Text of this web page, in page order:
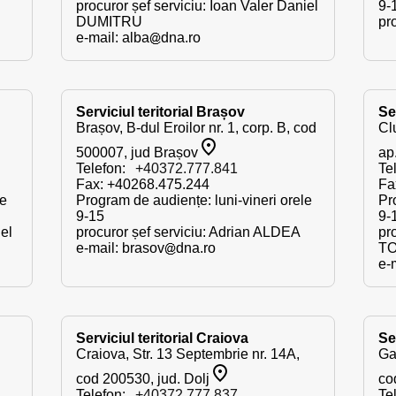
procuror șef serviciu: Ioan Valer Daniel
DUMITRU
e-mail:alba dna.ro
9-
Serviciul teritorial Brașov
Brașov, B-dul Eroilor nr. 1, corp. B, cod
500007, jud Brașov
Telefon:
+40372.777.841
Fax: +40268.475.244
Program de audiențe: luni-vineri orele
9-15
procuror șef serviciu: Adrian ALDEA
e-mail: brasov dna.ro
9-
e-
Serviciul teritorial Craiova
Craiova, Str. 13 Septembrie nr. 14A,
cod 200530, jud. Dolj